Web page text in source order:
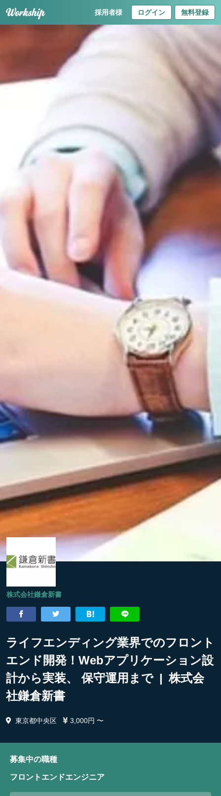
採用者様 ログイン 無料登録
株式会社鎌倉新書
ライフエンディング業界でのフロント
エンド開発！Webアプリケーション設
計から実装、 保守運用まで | 株式会
社鎌倉新書
東京都中央区 3,000円 〜
募集中の職種
フロントエンドエンジニア